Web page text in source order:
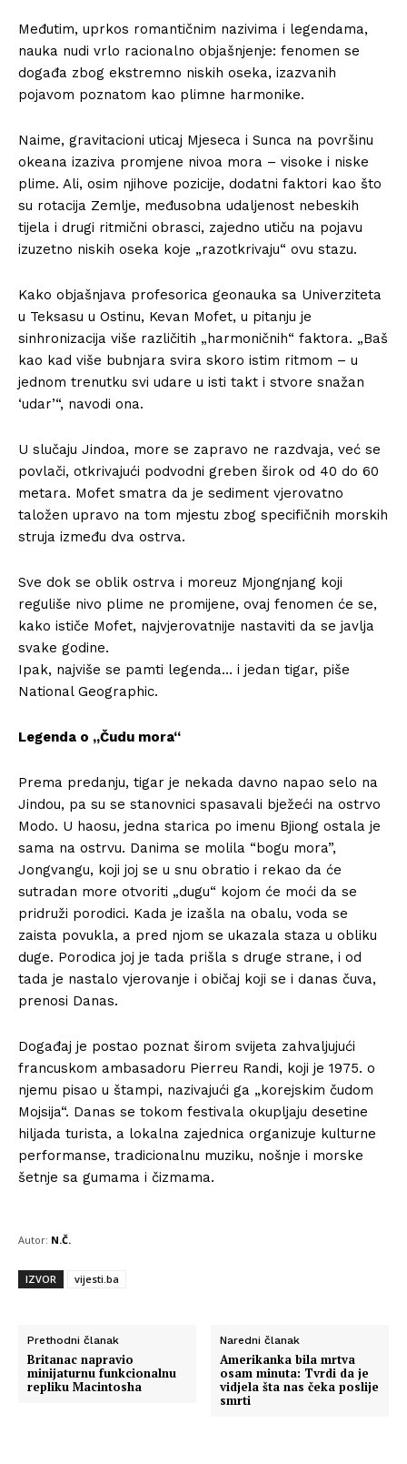
Međutim, uprkos romantičnim nazivima i legendama,
nauka nudi vrlo racionalno objašnjenje: fenomen se
događa zbog ekstremno niskih oseka, izazvanih
pojavom poznatom kao plimne harmonike.
Naime, gravitacioni uticaj Mjeseca i Sunca na površinu
okeana izaziva promjene nivoa mora – visoke i niske
plime. Ali, osim njihove pozicije, dodatni faktori kao što
su rotacija Zemlje, međusobna udaljenost nebeskih
tijela i drugi ritmični obrasci, zajedno utiču na pojavu
izuzetno niskih oseka koje „razotkrivaju“ ovu stazu.
Kako objašnjava profesorica geonauka sa Univerziteta
u Teksasu u Ostinu, Kevan Mofet, u pitanju je
sinhronizacija više različitih „harmoničnih“ faktora. „Baš
kao kad više bubnjara svira skoro istim ritmom – u
jednom trenutku svi udare u isti takt i stvore snažan
‘udar’“, navodi ona.
U slučaju Jindoa, more se zapravo ne razdvaja, već se
povlači, otkrivajući podvodni greben širok od 40 do 60
metara. Mofet smatra da je sediment vjerovatno
taložen upravo na tom mjestu zbog specifičnih morskih
struja između dva ostrva.
Sve dok se oblik ostrva i moreuz Mjongnjang koji
reguliše nivo plime ne promijene, ovaj fenomen će se,
kako ističe Mofet, najvjerovatnije nastaviti da se javlja
svake godine.
Ipak, najviše se pamti legenda… i jedan tigar, piše
National Geographic.
Legenda o „Čudu mora“
Prema predanju, tigar je nekada davno napao selo na
Jindou, pa su se stanovnici spasavali bježeći na ostrvo
Modo. U haosu, jedna starica po imenu Bjiong ostala je
sama na ostrvu. Danima se molila “bogu mora”,
Jongvangu, koji joj se u snu obratio i rekao da će
sutradan more otvoriti „dugu“ kojom će moći da se
pridruži porodici. Kada je izašla na obalu, voda se
zaista povukla, a pred njom se ukazala staza u obliku
duge. Porodica joj je tada prišla s druge strane, i od
tada je nastalo vjerovanje i običaj koji se i danas čuva,
prenosi Danas.
Događaj je postao poznat širom svijeta zahvaljujući
francuskom ambasadoru Pierreu Randi, koji je 1975. o
njemu pisao u štampi, nazivajući ga „korejskim čudom
Mojsija“. Danas se tokom festivala okupljaju desetine
hiljada turista, a lokalna zajednica organizuje kulturne
performanse, tradicionalnu muziku, nošnje i morske
šetnje sa gumama i čizmama.
Autor: N.Č.
IZVOR vijesti.ba
Prethodni članak
Britanac napravio
minijaturnu funkcionalnu
repliku Macintosha
Naredni članak
Amerikanka bila mrtva
osam minuta: Tvrdi da je
vidjela šta nas čeka poslije
smrti